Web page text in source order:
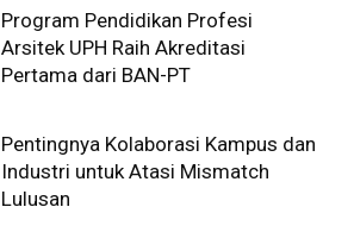
Program Pendidikan Profesi
Arsitek UPH Raih Akreditasi
Pertama dari BAN-PT
Pentingnya Kolaborasi Kampus dan
Industri untuk Atasi Mismatch
Lulusan